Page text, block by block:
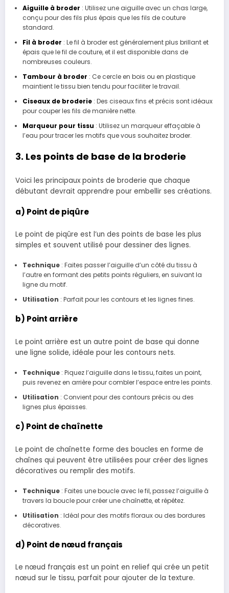
Aiguille à broder : Utilisez une aiguille avec un chas large,
conçu pour des fils plus épais que les fils de couture
standard.
Fil à broder : Le fil à broder est généralement plus brillant et
épais que le fil de couture, et il est disponible dans de
nombreuses couleurs.
Tambour à broder : Ce cercle en bois ou en plastique
maintient le tissu bien tendu pour faciliter le travail.
Ciseaux de broderie: Des ciseaux fins et précis sont idéaux
pour couper les fils de manière nette.
Marqueur pour tissu : Utilisez un marqueur effaçable à
l’eau pour tracer les motifs que vous souhaitez broder.
3. Les points de base de la broderie
Voici les principaux points de broderie que chaque
débutant devrait apprendre pour embellir ses créations.
a) Point de piqûre
Le point de piqûre est l’un des points de base les plus
simples et souvent utilisé pour dessiner des lignes.
Technique: Faites passer l’aiguille d’un côté du tissu à
l’autre en formant des petits points réguliers, en suivant la
ligne du motif.
Utilisation : Parfait pour les contours et les lignes fines.
b) Point arrière
Le point arrière est un autre point de base qui donne
une ligne solide, idéale pour les contours nets.
Technique: Piquez l’aiguille dans le tissu, faites un point,
puis revenez en arrière pour combler l’espace entre les points.
Utilisation : Convient pour des contours précis ou des
lignes plus épaisses.
c) Point de chaînette
Le point de chaînette forme des boucles en forme de
chaînes qui peuvent être utilisées pour créer des lignes
décoratives ou remplir des motifs.
Technique: Faites une boucle avec le fil, passez l’aiguille à
travers la boucle pour créer une chaînette, et répétez.
Utilisation : Idéal pour des motifs floraux ou des bordures
décoratives.
d) Point de nœud français
Le nœud français est un point en relief qui crée un petit
nœud sur le tissu, parfait pour ajouter de la texture.